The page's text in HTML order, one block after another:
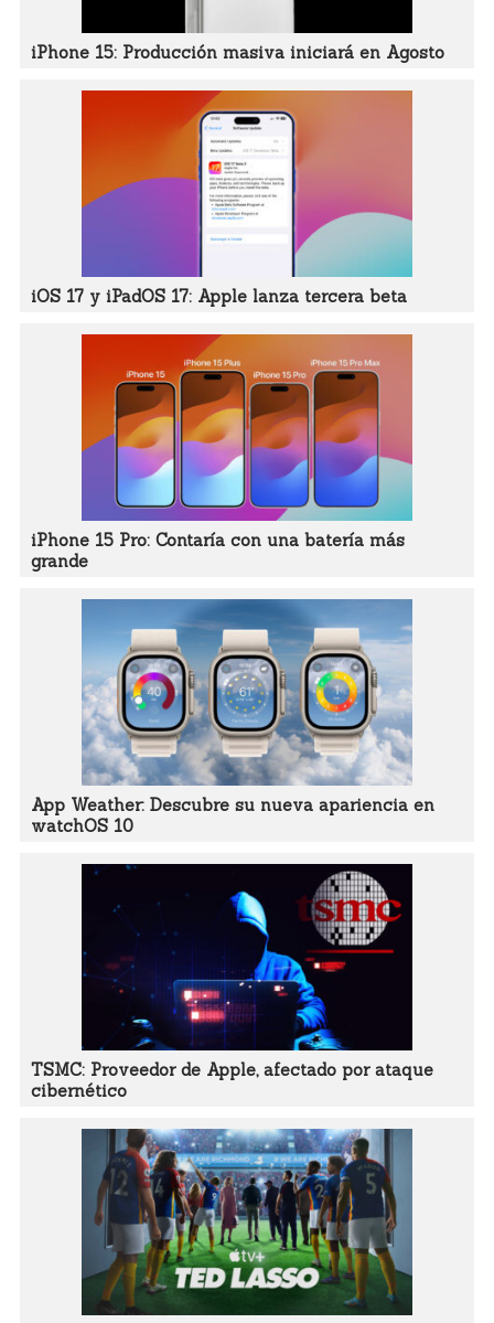
iPhone 15: Producción masiva iniciará en Agosto
iOS 17 y iPadOS 17: Apple lanza tercera beta
iPhone 15 Pro: Contaría con una batería más
grande
App Weather: Descubre su nueva apariencia en
watchOS 10
TSMC: Proveedor de Apple, afectado por ataque
cibernético